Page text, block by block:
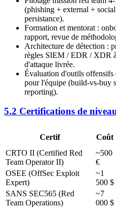
(phishing + external +
persistance).
Formation et mentorat :
rapport, revue de
Architecture de détection :
règles SIEM / EDR / XDR
d'attaque livrée.
Évaluation d'outils offensifs
pour l'équipe (build-vs-buy
reporting).
5.2 Certifications de
Certif Coût
CRTO II (Certified Red
Team Operator II)
~500
€
OSEE (OffSec Exploit
Expert)
~1
500 $
SANS SEC565 (Red
Team Operations)
~7
000 $